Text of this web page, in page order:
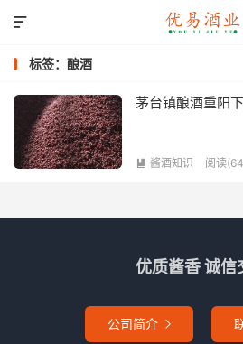

标签：酿酒
茅台镇酿酒重阳
 酱酒知识 阅读
优质酱香 诚信
公司简介 